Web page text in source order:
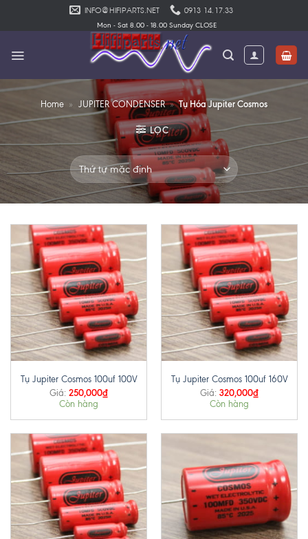
INFO@HIFIPARTS.NET 0913 14.17.33
Mon - Sat 8.00 - 18.00 Sunday CLOSE
Home » JUPITER CONDENSER » Tụ Hóa Jupiter Cosmos
LỌC
Tụ Jupiter Cosmos 100uf 100V
Giá: 250,000₫
Còn hàng
Tụ Jupiter Cosmos 100uf 160V
Giá: 320,000₫
Còn hàng